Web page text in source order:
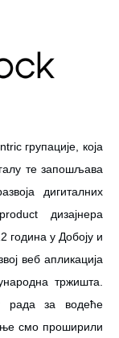
групације, која
те запошљава
дигиталних
дизајнера
година у Добоју и
веб апликација
тржишта.
рада за водеће
смо проширили